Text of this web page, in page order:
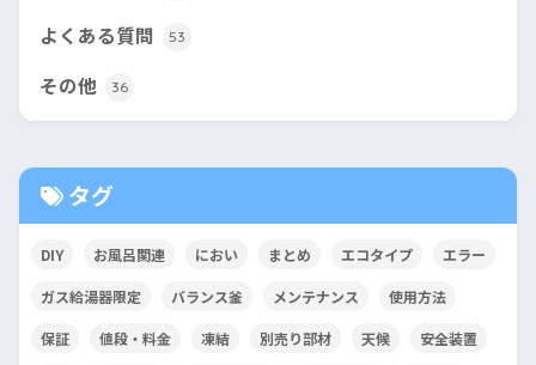
よくある質問 53
その他 36
タグ
DIY お風呂関連 におい まとめ エコタイプ エラー
ガス給湯器限定 バランス釜 メンテナンス 使用方法
保証 値段・料金 凍結 別売り部材 天候 安全装置